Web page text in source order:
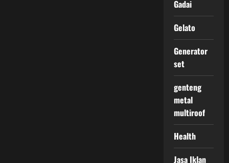
Gadai
Gelato
Generator
set
genteng
metal
multiroof
Health
Jasa Iklan